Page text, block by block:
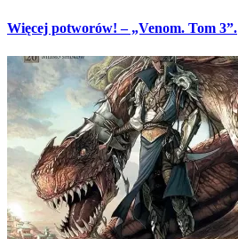
Więcej potworów! – „Venom. Tom 3”.